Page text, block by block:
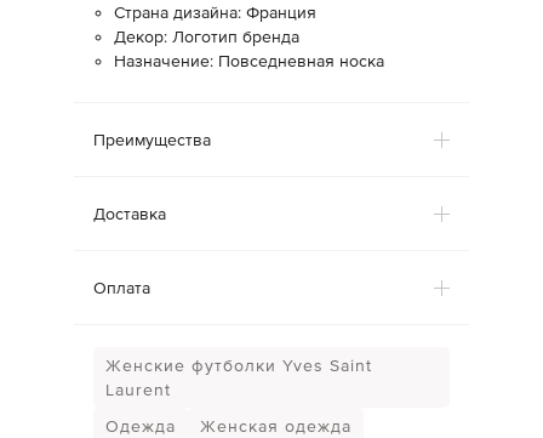
Страна дизайна: Франция
Декор: Логотип бренда
Назначение: Повседневная носка
Преимущества
Доставка
Оплата
Женские футболки Yves Saint
Laurent
Одежда
Женская одежда